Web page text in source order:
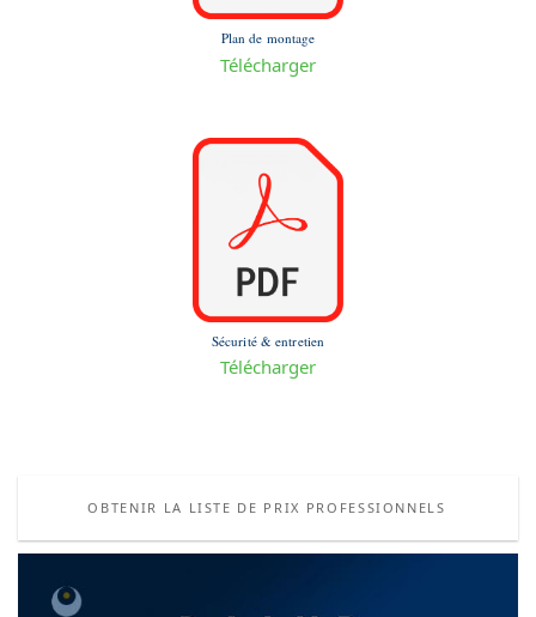
Plan de montage
Télécharger
Sécurité & entretien
Télécharger
OBTENIR LA LISTE DE PRIX PROFESSIONNELS